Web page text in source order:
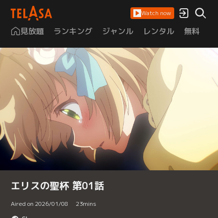
Watch now
見放題 ランキング ジャンル レンタル 無料
エリスの聖杯 第01話
Aired on 2026/01/08 23mins